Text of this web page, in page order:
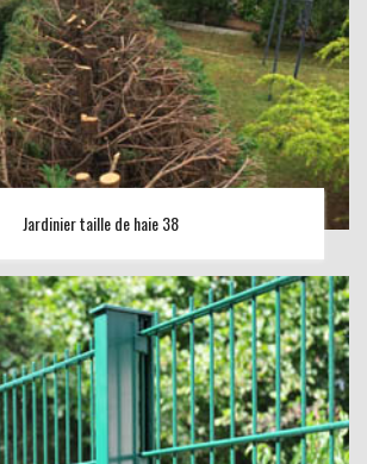
Jardinier taille de haie 38